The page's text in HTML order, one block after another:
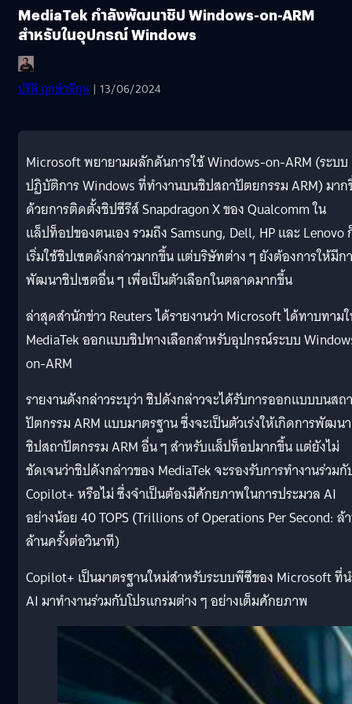
MediaTek กำลังพัฒนาชิป Windows-on-ARM
สำหรับในอุปกรณ์ Windows
ปรีดี ฤกษ์วลีกุล | 13/06/2024
Microsoft พยายามผลักดันการใช้ Windows-on-ARM (ระบบ
ปฏิบัติการ Windows ที่ทำงานบนชิปสถาปัตยกรรม ARM) มา
ด้วยการติดตั้งชิปซีรีส์ Snapdragon X ของ Qualcomm ใน
แล็ปท็อปของตนเอง รวมถึง Samsung, Dell, HP และ Lenovo
เริ่มใช้ชิปเซตดังกล่าวมากขึ้น แต่บริษัทต่าง ๆ ยังต้องการให้มีก
พัฒนาชิปเซตอื่น ๆ เพื่อเป็นตัวเลือกในตลาดมากขึ้น
ล่าสุดสำนักข่าว Reuters ได้รายงานว่า Microsoft ได้ทาบทาม
MediaTek ออกแบบชิปทางเลือกสำหรับอุปกรณ์ระบบ
on-ARM
รายงานดังกล่าวระบุว่า ชิปดังกล่าวจะได้รับการออกแบบบนสถา
ปัตกรรม ARM แบบมาตรฐาน ซึ่งจะเป็นตัวเร่งให้เกิดการพัฒนา
ชิปสถาปัตกรรม ARM อื่น ๆ สำหรับแล็ปท็อปมากขึ้น แต่ยังไม่
ชัดเจนว่าชิปดังกล่าวของ MediaTek จะรองรับการทำงานร่วม
Copilot+ หรือไม่ ซึ่งจำเป็นต้องมีศักยภาพในการประมวล AI
อย่างน้อย 40 TOPS (Trillions of Operations Per Second: ล้
ล้านครั้งต่อวินาที)
Copilot+ เป็นมาตรฐานใหม่สำหรับระบบพีซีของ Microsoft ที่
AI มาทำงานร่วมกับโปรแกรมต่าง ๆ อย่างเต็มศักยภาพ